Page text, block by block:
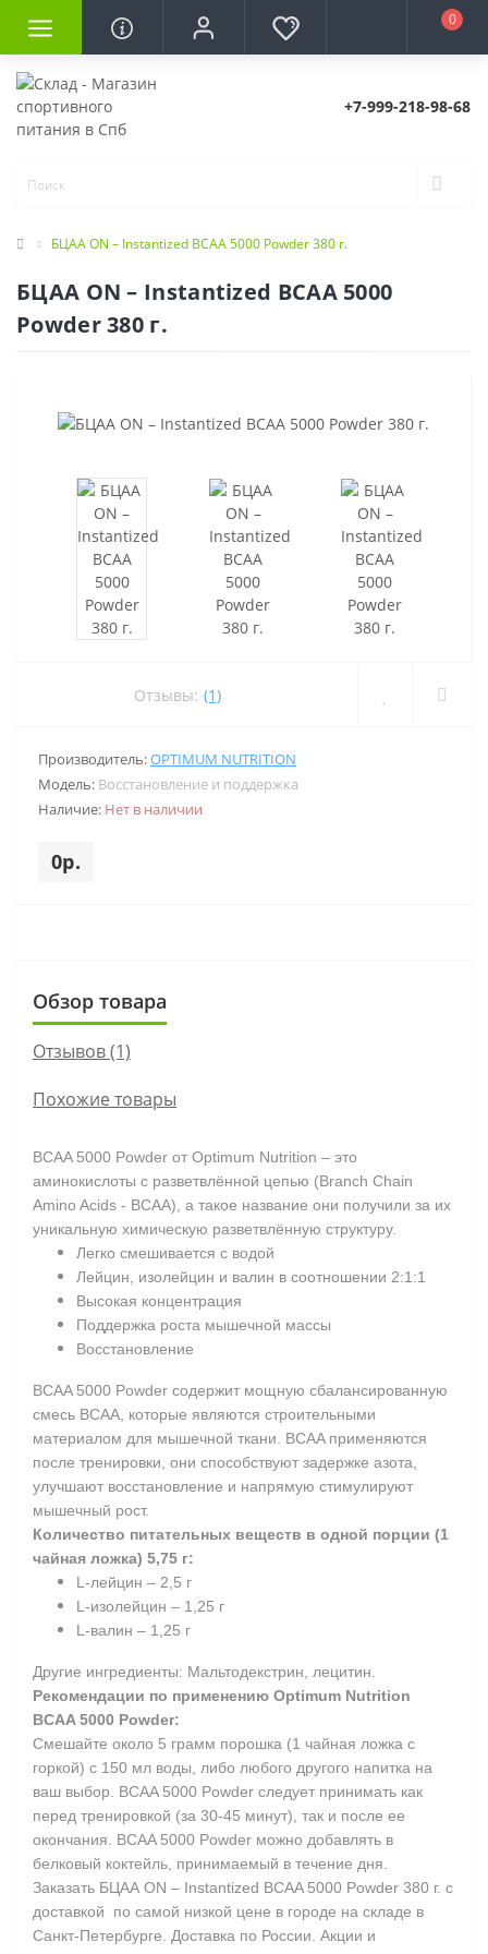
0
+7-999-218-98-68
БЦАА ON – Instantized BCAA 5000 Powder 380 г.
БЦАА ON – Instantized BCAA 5000
Powder 380 г.
Отзывы: (1)
Производитель:OPTIMUM NUTRITION
Модель: Восстановление и поддержка
Наличие: Нет в наличии
0р.
Обзор товара
Отзывов (1)
Похожие товары
BCAA 5000 Powder от Optimum Nutrition – это
аминокислоты с разветвлённой цепью (Branch Chain
Amino Acids - BCAA), а такое название они получили за их
уникальную химическую разветвлённую структуру.
Легко смешивается с водой
Лейцин, изолейцин и валин в соотношении 2:1:1
Высокая концентрация
Поддержка роста мышечной массы
Восстановление
BCAA 5000 Powder содержит мощную сбалансированную
смесь BCAA, которые являются строительными
материалом для мышечной ткани. BCAA применяются
после тренировки, они способствуют задержке азота,
улучшают восстановление и напрямую стимулируют
мышечный рост.
Количество питательных веществ в одной порции (1
чайная ложка) 5,75 г:
L-лейцин – 2,5 г
L-изолейцин – 1,25 г
L-валин – 1,25 г
Другие ингредиенты: Мальтодекстрин, лецитин.
Рекомендации по применению Optimum Nutrition
BCAA 5000 Powder:
Cмешайте около 5 грамм порошка (1 чайная ложка с
горкой) с 150 мл воды, либо любого другого напитка на
ваш выбор. BCAA 5000 Powder следует принимать как
перед тренировкой (за 30-45 минут), так и после ее
окончания. BCAA 5000 Powder можно добавлять в
белковый коктейль, принимаемый в течение дня.
Заказать БЦАА ON – Instantized BCAA 5000 Powder 380 г. с
доставкой по самой низкой цене в городе на складе в
Санкт-Петербурге. Доставка по России. Акции и